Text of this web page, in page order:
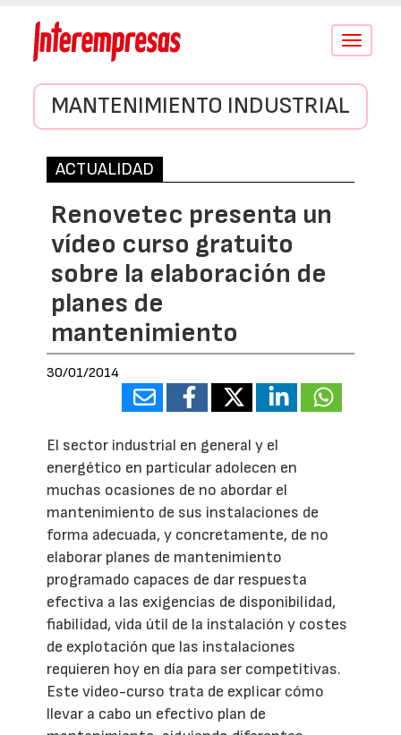
Conmutar
MANTENIMIENTO INDUSTRIAL
ACTUALIDAD
Renovetec presenta un
vídeo curso gratuito
sobre la elaboración de
planes de
mantenimiento
30/01/2014
El sector industrial en general y el
energético en particular adolecen en
muchas ocasiones de no abordar el
mantenimiento de sus instalaciones de
forma adecuada, y concretamente, de no
elaborar planes de mantenimiento
programado capaces de dar respuesta
efectiva a las exigencias de disponibilidad,
fiabilidad, vida útil de la instalación y costes
de explotación que las instalaciones
requieren hoy en día para ser competitivas.
Este video-curso trata de explicar cómo
llevar a cabo un efectivo plan de